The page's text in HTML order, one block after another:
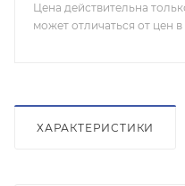
Цена действительна
может отличаться от цен
ХАРАКТЕРИСТИКИ